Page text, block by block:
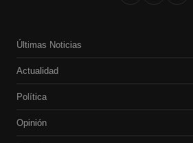
Últimas Noticias
Actualidad
Política
Opinión